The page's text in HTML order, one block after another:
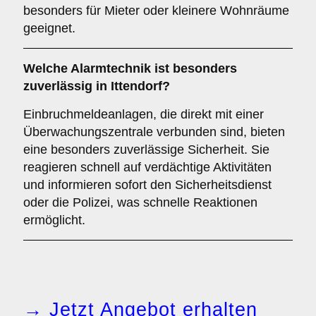
besonders für Mieter oder kleinere Wohnräume
geeignet.
Welche Alarmtechnik ist besonders
zuverlässig in Ittendorf?
Einbruchmeldeanlagen, die direkt mit einer
Überwachungszentrale verbunden sind, bieten
eine besonders zuverlässige Sicherheit. Sie
reagieren schnell auf verdächtige Aktivitäten
und informieren sofort den Sicherheitsdienst
oder die Polizei, was schnelle Reaktionen
ermöglicht.
→ Jetzt Angebot erhalten